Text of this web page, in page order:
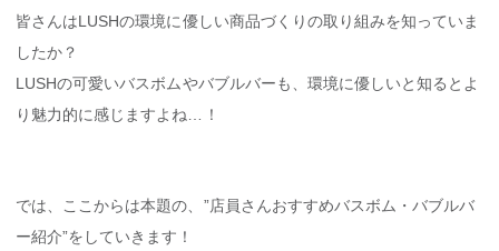
皆さんはLUSHの環境に優しい商品づくりの取り組みを知っていま
したか？
LUSHの可愛いバスボムやバブルバーも、環境に優しいと知るとよ
り魅力的に感じますよね…！
では、ここからは本題の、”店員さんおすすめバスボム・バブルバ
ー紹介”をしていきます！